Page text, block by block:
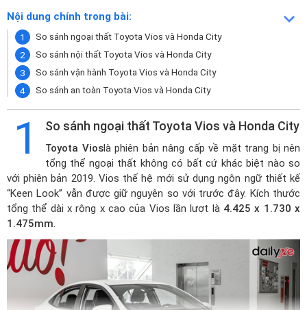
Nội dung chính trong bài:
So sánh ngoại thất Toyota Vios và Honda City
So sánh nội thất Toyota Vios và Honda City
So sánh vận hành Toyota Vios và Honda City
So sánh an toàn Toyota Vios và Honda City
1 So sánh ngoại thất Toyota Vios và Honda City
Toyota Vioslà phiên bản nâng cấp về mặt trang bị nên
tổng thể ngoại thất không có bất cứ khác biệt nào so
với phiên bản 2019. Vios thế hệ mới sử dụng ngôn ngữ thiết kế
“Keen Look” vẫn được giữ nguyên so với trước đây. Kích thước
tổng thể dài x rộng x cao của Vios lần lượt là 4.425 x 1.730 x
1.475mm.